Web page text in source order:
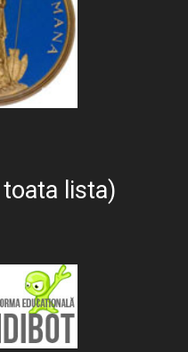
lista)